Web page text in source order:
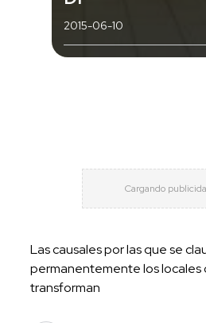
2015-06-10
Las causales por las que se
permanentemente los locales
transforman